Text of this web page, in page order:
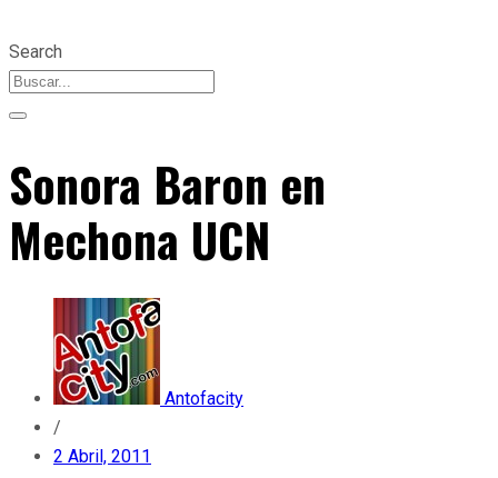
Search
Sonora Baron en
Mechona UCN
Antofacity
/
2 Abril, 2011